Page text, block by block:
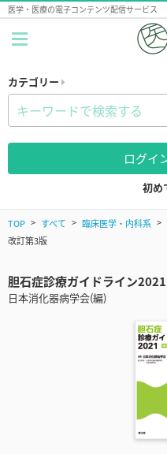
医学・医療の電子コンテンツ配信サービス
カテゴリー
ログイ
初め
TOP すべて 臨床医学・内科系
改訂第3版
胆石症診療ガイドライン2021
日本消化器病学会(編)